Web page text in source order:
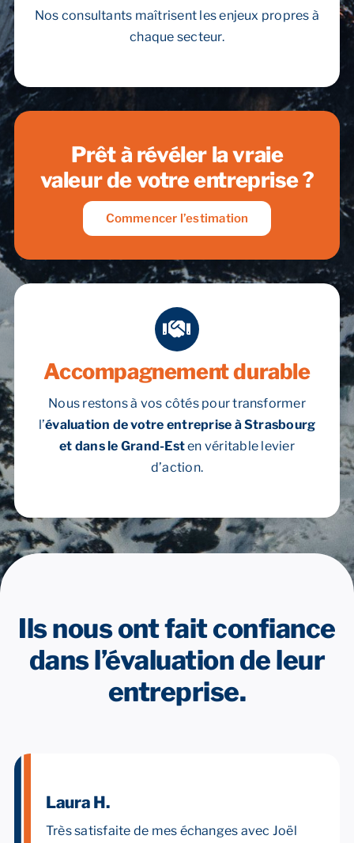
Nos consultants maîtrisent les enjeux propres à
chaque secteur.
Prêt à révéler la vraie
valeurde votreentreprise ?
Commencer l’estimation
Accompagnement durable
Nous restons à vos côtés pour transformer
l’évaluation de votre entreprise à Strasbourg
et dans le Grand-Esten véritable levier
d’action.
Ils nous ont fait confiance
dans l’évaluation de leur
entreprise.
Laura H.
Très satisfaite de mes échanges avec Joël